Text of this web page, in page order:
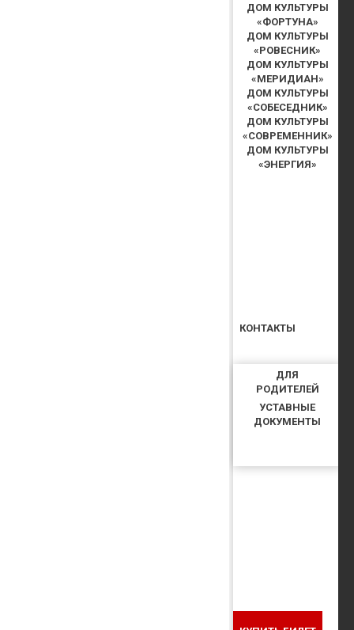
ДОМ КУЛЬТУРЫ
«ФОРТУНА»
ДОМ КУЛЬТУРЫ
«РОВЕСНИК»
ДОМ КУЛЬТУРЫ
«МЕРИДИАН»
ДОМ КУЛЬТУРЫ
«СОБЕСЕДНИК»
ДОМ КУЛЬТУРЫ
«СОВРЕМЕННИК»
ДОМ КУЛЬТУРЫ
«ЭНЕРГИЯ»
ДЛЯ
РОДИТЕЛЕЙ
УСТАВНЫЕ
ДОКУМЕНТЫ
КОНТАКТЫ